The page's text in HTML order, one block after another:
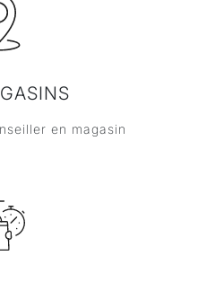
en magasin